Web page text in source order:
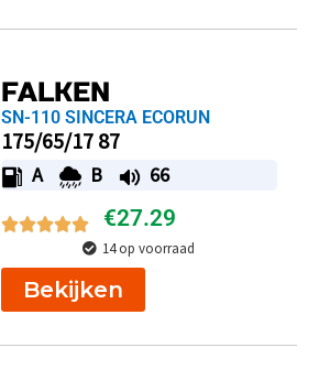
FALKEN
SN-110 SINCERA ECORUN
175/65/17 87
A B 66
€27.29
14 op voorraad
Bekijken